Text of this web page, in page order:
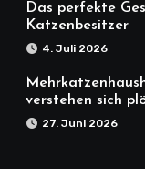
Das perfekte
Katzenbesitzer
4. Juli 2026
verstehen sich
27. Juni 2026